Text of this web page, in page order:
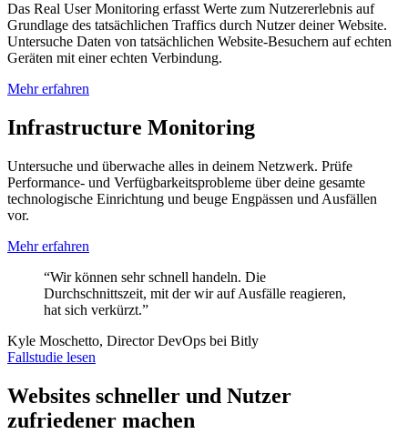
Das Real User Monitoring erfasst Werte zum Nutzererlebnis auf
Grundlage des tatsächlichen Traffics durch Nutzer deiner Website.
Untersuche Daten von tatsächlichen Website-Besuchern auf echten
Geräten mit einer echten Verbindung.
Mehr erfahren
Infrastructure Monitoring
Untersuche und überwache alles in deinem Netzwerk. Prüfe
Performance- und Verfügbarkeitsprobleme über deine gesamte
technologische Einrichtung und beuge Engpässen und Ausfällen
vor.
Mehr erfahren
“Wir können sehr schnell handeln. Die
Durchschnittszeit, mit der wir auf Ausfälle reagieren,
hat sich verkürzt.”
Kyle Moschetto, Director DevOps bei Bitly
Fallstudie lesen
Websites schneller und Nutzer
zufriedener machen